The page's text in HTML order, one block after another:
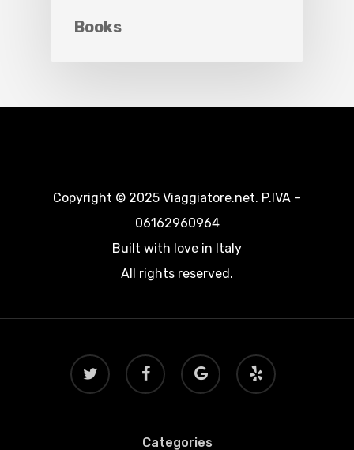
Books
Copyright © 2025 Viaggiatore.net. P.IVA –
06162960964
Built with love in Italy
All rights reserved.
twitter facebook
google-
plus
yelp
Categories